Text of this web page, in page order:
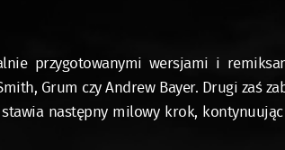
przygotowanymi wersjami i
Grum czy Andrew Bayer. Drugi zaś
następny milowy krok,